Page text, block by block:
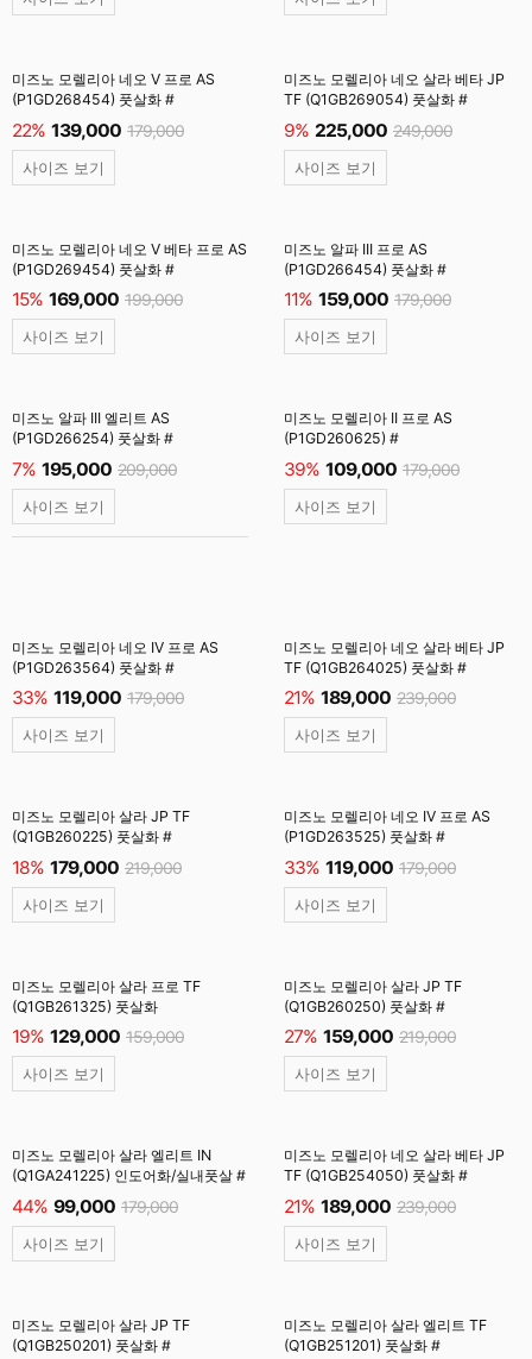
미즈노 모렐리아 네오 V 프로 AS
(P1GD268454) 풋살화 #
22% 139,000 179,000
사이즈 보기
미즈노 모렐리아 네오 살라 베타 JP
TF (Q1GB269054) 풋살화 #
9% 225,000 249,000
사이즈 보기
미즈노 모렐리아 네오 V 베타 프로 AS
(P1GD269454) 풋살화 #
15% 169,000 199,000
사이즈 보기
미즈노 알파 III 프로 AS
(P1GD266454) 풋살화 #
11% 159,000 179,000
사이즈 보기
미즈노 알파 III 엘리트 AS
(P1GD266254) 풋살화 #
7% 195,000 209,000
사이즈 보기
미즈노 모렐리아 II 프로 AS
(P1GD260625) #
39% 109,000 179,000
사이즈 보기
미즈노 모렐리아 네오 IV 프로 AS
(P1GD263564) 풋살화 #
33% 119,000 179,000
사이즈 보기
미즈노 모렐리아 네오 살라 베타 JP
TF (Q1GB264025) 풋살화 #
21% 189,000 239,000
사이즈 보기
미즈노 모렐리아 살라 JP TF
(Q1GB260225) 풋살화 #
18% 179,000 219,000
사이즈 보기
미즈노 모렐리아 네오 IV 프로 AS
(P1GD263525) 풋살화 #
33% 119,000 179,000
사이즈 보기
미즈노 모렐리아 살라 프로 TF
(Q1GB261325) 풋살화
19% 129,000 159,000
사이즈 보기
미즈노 모렐리아 살라 JP TF
(Q1GB260250) 풋살화 #
27% 159,000 219,000
사이즈 보기
미즈노 모렐리아 살라 엘리트 IN
(Q1GA241225) 인도어화/실내풋살 #
44% 99,000 179,000
사이즈 보기
미즈노 모렐리아 네오 살라 베타 JP
TF (Q1GB254050) 풋살화 #
21% 189,000 239,000
사이즈 보기
미즈노 모렐리아 살라 JP TF
(Q1GB250201) 풋살화 #
미즈노 모렐리아 살라 엘리트 TF
(Q1GB251201) 풋살화 #